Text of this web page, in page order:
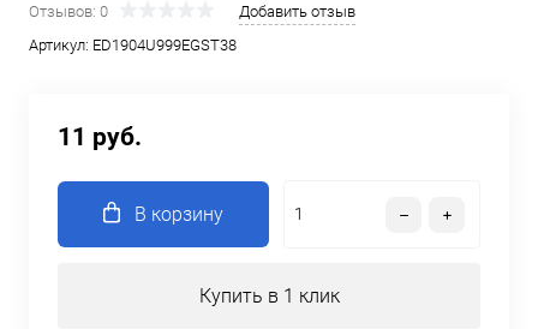
Отзывов: 0
Добавить отзыв
Артикул: ED1904U999EGST38
11 руб.
В корзину
Купить в 1 клик